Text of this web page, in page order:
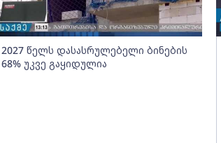
2027 წელს დასასრულებელი ბინების
68% უკვე გაყიდულია